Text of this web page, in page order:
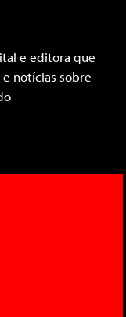
e editora que
notícias sobre